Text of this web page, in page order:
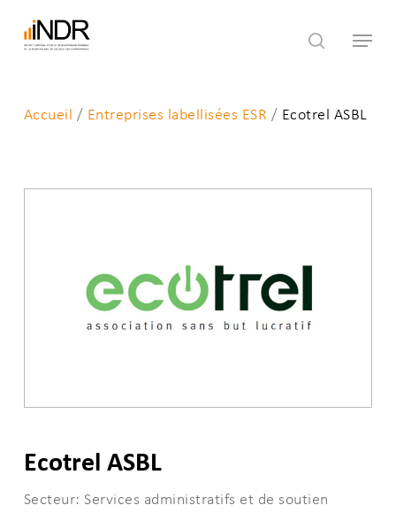
search
Menu
Accueil / Entreprises labellisées ESR / Ecotrel ASBL
Ecotrel ASBL
Secteur: Services administratifs et de soutien